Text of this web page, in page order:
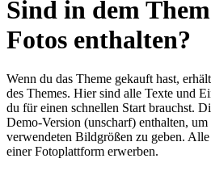
Sind in dem
Fotos enthalten?
Wenn du das Theme gekauft hast,
des Themes. Hier sind alle Texte und
du für einen schnellen Start brauchst.
Demo-Version (unscharf) enthalten,
verwendeten Bildgrößen zu geben.
einer Fotoplattform erwerben.